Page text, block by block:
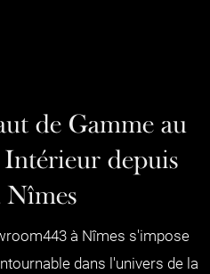
de Gamme au
depuis
Nîmes
à Nîmes s'impose
dans l'univers de la